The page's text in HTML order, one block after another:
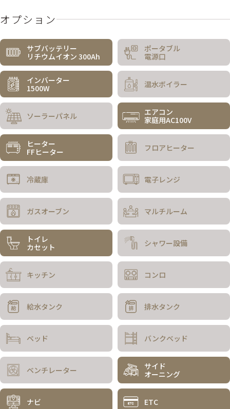
オプション
サブバッテリー
リチウムイオン 300Ah
ポータブル
電源口
インバーター
1500W
温水ボイラー
ソーラーパネル
エアコン
家庭用AC100V
ヒーター
FFヒーター
フロアヒーター
冷蔵庫 電子レンジ
ガスオーブン マルチルーム
トイレ
カセット
シャワー設備
キッチン コンロ
給水タンク 排水タンク
ベッド バンクベッド
ベンチレーター
サイド
オーニング
ナビ ETC